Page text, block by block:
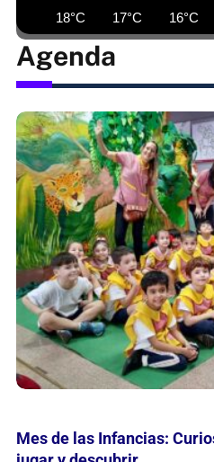
18°C 17°C 16°C
Agenda
María Nathan reflexiona